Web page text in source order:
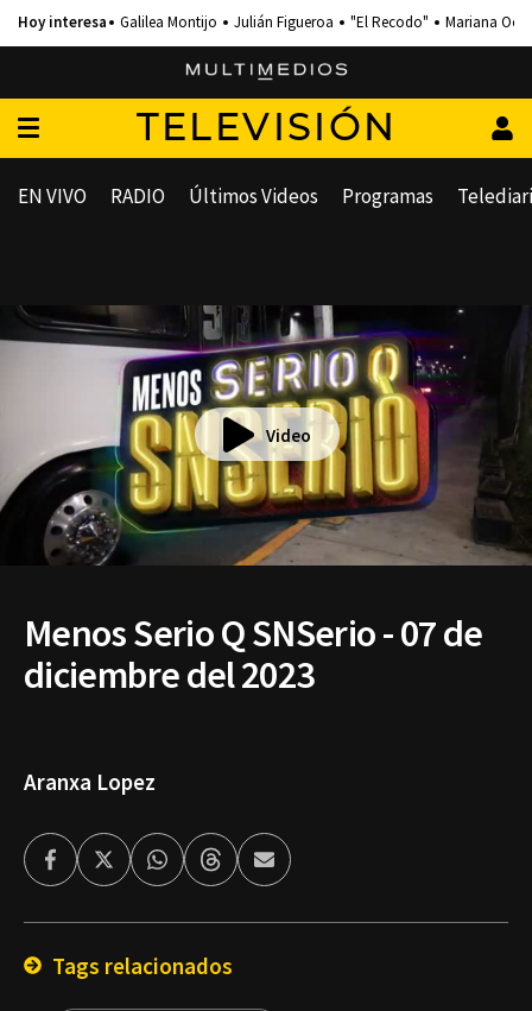
Galilea Montijo Julián Figueroa "El Recodo" Mariana
TELEVISIÓN
EN VIVO RADIO Últimos Videos Programas
Video
Menos Serio Q SNSerio - 07 de
diciembre del 2023
Aranxa Lopez
FacebookTwitterWhatsappThreadsEnviar
por
Tags relacionados